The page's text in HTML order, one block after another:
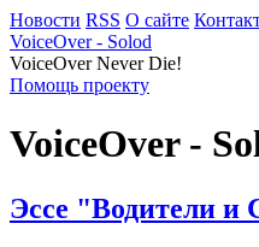
Новости RSS О сайте
VoiceOver - Solod
VoiceOver Never Die!
Помощь проекту
VoiceOver -
Эссе "Водители